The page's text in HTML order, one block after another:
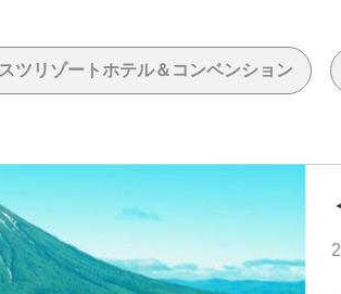
ツリゾートホテル＆コンベンション